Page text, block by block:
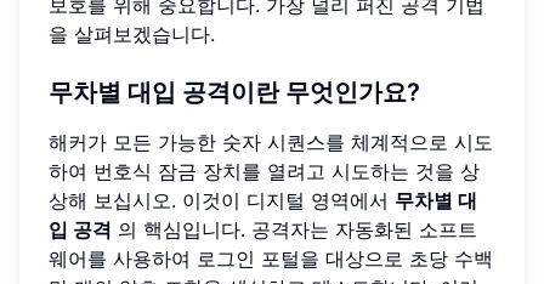
을 살펴보겠습니다.
무차별 대입 공격이란 무엇인가요?
해커가 모든 가능한 숫자 시퀀스를 체계적으로 시도
하여 번호식 잠금 장치를 열려고 시도하는 것을 상
상해 보십시오. 이것이 디지털 영역에서 무차별 대
입 공격 의 핵심입니다. 공격자는 자동화된 소프트
웨어를 사용하여 로그인 포털을 대상으로 초당 수백